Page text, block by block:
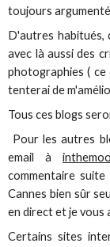
toujours
D'autres habitués,
avec là aussi des
photographies ( ce
tenterai de
Tous ces blogs
Pour les autres
email à
commentaire
Cannes bien sûr
en direct et je vous
Certains sites